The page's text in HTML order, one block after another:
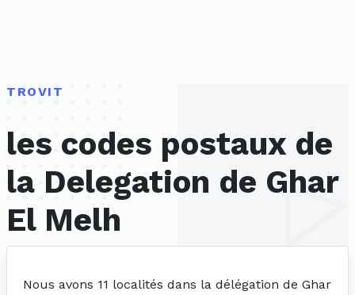
TROVIT
les codes postaux de
la Delegation de Ghar
El Melh
Nous avons 11 localités dans la délégation de Ghar